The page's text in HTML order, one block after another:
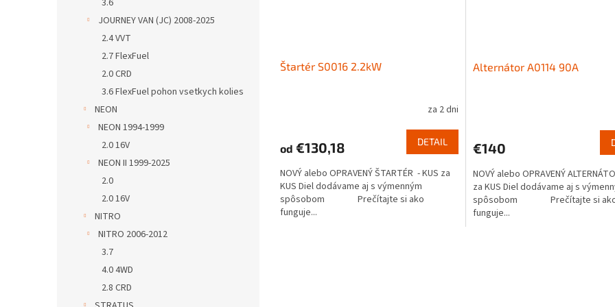
3.6
JOURNEY VAN (JC) 2008-2025
2.4 VVT
2.7 FlexFuel
2.0 CRD
3.6 FlexFuel pohon vsetkych kolies
NEON
NEON 1994-1999
2.0 16V
NEON II 1999-2025
2.0
2.0 16V
NITRO
NITRO 2006-2012
3.7
4.0 4WD
2.8 CRD
Štartér S0016 2.2kW
za 2 dni
od €130,18 DETAIL
NOVÝ alebo OPRAVENÝ ŠTARTÉR - KUS za
KUS Diel dodávame aj s výmenným
spôsobom Prečítajte si ako
funguje...
Alternátor A0114 90A
€140
NOVÝ alebo OPRAVENÝ
za KUS Diel dodávame aj s
spôsobom Prečítajte si
funguje...